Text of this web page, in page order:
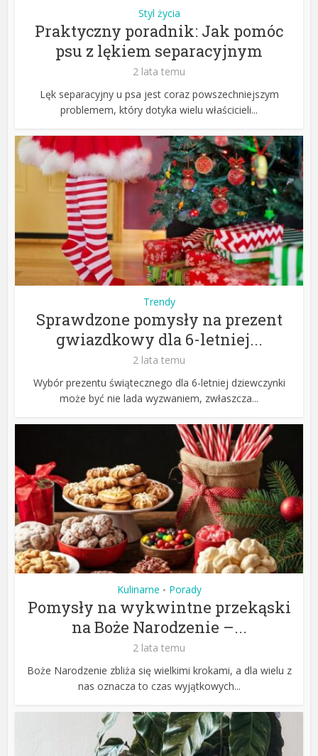
Styl życia
Praktyczny poradnik: Jak pomóc
psu z lękiem separacyjnym
2 lata temu
Lęk separacyjny u psa jest coraz powszechniejszym
problemem, który dotyka wielu właścicieli...
Trendy
Sprawdzone pomysły na prezent
gwiazdkowy dla 6-letniej...
2 lata temu
Wybór prezentu świątecznego dla 6-letniej dziewczynki
może być nie lada wyzwaniem, zwłaszcza...
Kulinarne • Porady
Pomysły na wykwintne przekąski
na Boże Narodzenie –...
2 lata temu
Boże Narodzenie zbliża się wielkimi krokami, a dla wielu z
nas oznacza to czas wyjątkowych...